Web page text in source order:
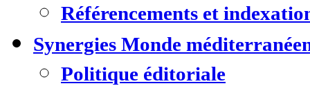
Référencements et
Synergies Monde
Politique éditoriale